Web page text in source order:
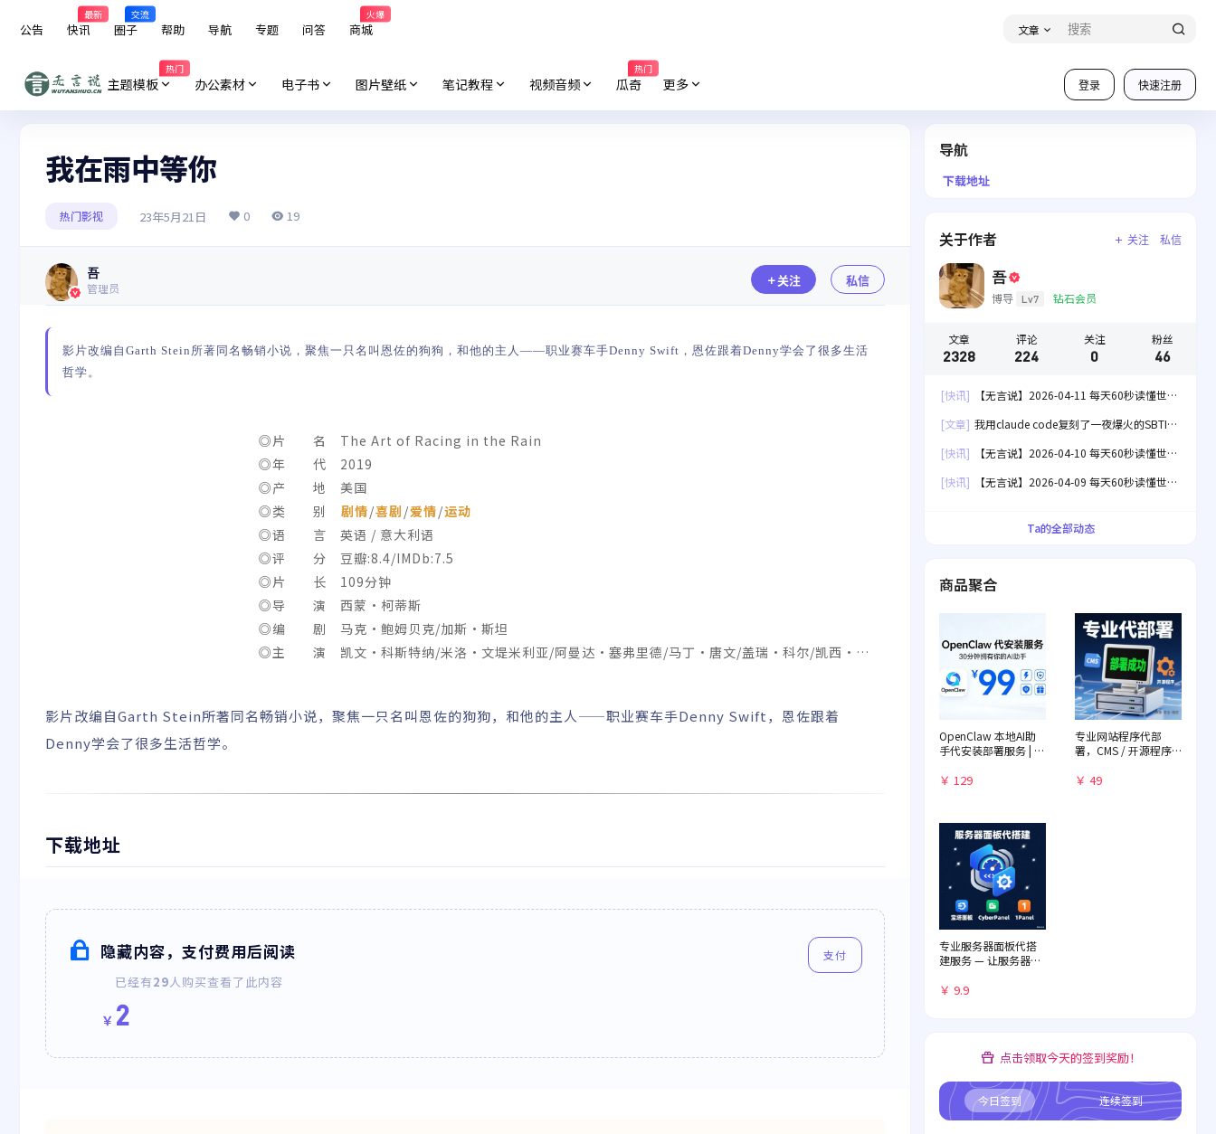
公告 快讯
最新
圈子
交流
帮助 导航 专题 问答 商城
火爆
文章
登录 快速注册
主题模板
热门
办公素材 电子书 图片壁纸 笔记教程 视频音频 瓜奇
热门
更多
我在雨中等你
热门影视 23年5月21日 0 19
吾
管理员 关注 私信
影片改编自Garth Stein所著同名畅销小说，聚焦一只名叫恩佐的狗狗，和他的主人——职业赛车手Denny Swift，恩佐跟着Denny学会了很多生活
哲学。
◎片 名 The Art of Racing in the Rain
◎年 代 2019
◎产 地 美国
◎类 别 剧情/喜剧 /爱情/运动
◎语 言 英语 / 意大利语
◎评 分 豆瓣:8.4/IMDb:7.5
◎片 长 109分钟
◎导 演 西蒙·柯蒂斯
◎编 剧 马克·鲍姆贝克/加斯·斯坦
◎主 演 凯文·科斯特纳/米洛·文堤米利亚/阿曼达·塞弗里德/马丁·唐文/盖瑞·科尔/凯西·贝
影片改编自Garth Stein所著同名畅销小说，聚焦一只名叫恩佐的狗狗，和他的主人——职业赛车手Denny Swift，恩佐跟着
Denny学会了很多生活哲学。
下载地址
隐藏内容，支付费用后阅读
已经有29人购买查看了此内容
￥ 2
支付
导航
下载地址
关于作者 关注 私信
吾
博导 Lv7 钻石会员
文章
2328
评论
224
关注
0
粉丝
46
[快讯]
【无言说】2026-04-11 每天60秒读懂世
[文章] 我用claude code复刻了一夜爆火的SBTI
[快讯]
【无言说】2026-04-10 每天60秒读懂世
[快讯]
【无言说】2026-04-09 每天60秒读懂世
Ta的全部动态
商品聚合
OpenClaw 本地AI助
手代安装部署服务 | 远
门教程
￥ 129
专业网站程序代部
署，CMS / 开源程序
￥ 49
专业服务器面板代搭
建服务 — 让服务器管
￥ 9.9
点击领取今天的签到奖励！
今日签到 连续签到